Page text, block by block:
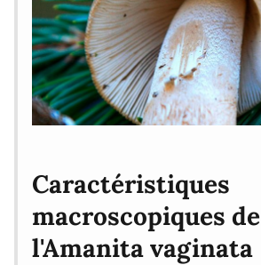
Caractéristiques
macroscopiques de
l'Amanita vaginata